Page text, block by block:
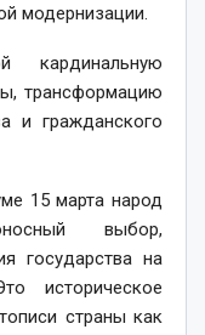
модернизации.
кардинальную
трансформацию
и гражданского
15 марта народ
выбор,
государства на
историческое
страны как